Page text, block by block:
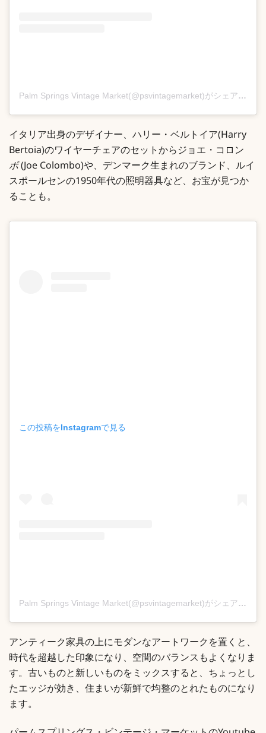
Palm Springs Vintage Market(@psvintagemarket)がシェアした投稿
イタリア出身のデザイナー、ハリー・ベルトイア(Harry
Bertoia)のワイヤーチェアのセットからジョエ・コロン
ボ(Joe Colombo)や、デンマーク生まれのブランド、ルイ
スポールセンの1950年代の照明器具など、お宝が見つか
ることも。
この投稿をInstagramで見る
Palm Springs Vintage Market(@psvintagemarket)がシェアした投稿
アンティーク家具の上にモダンなアートワークを置くと、
時代を超越した印象になり、空間のバランスもよくなりま
す。古いものと新しいものをミックスすると、ちょっとし
たエッジが効き、住まいが新鮮で均整のとれたものになり
ます。